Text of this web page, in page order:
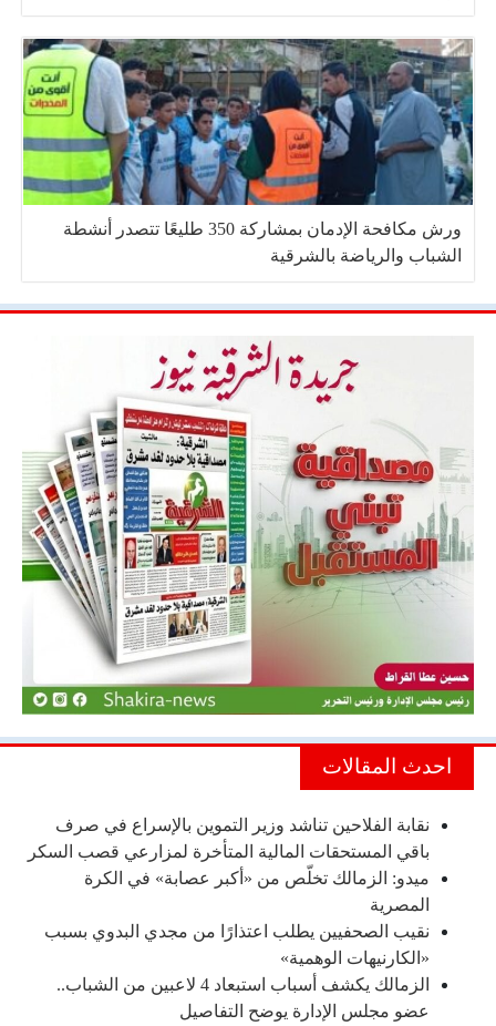
ورش مكافحة الإدمان بمشاركة 350 طليعًا تتصدر أنشطة
الشباب والرياضة بالشرقية
احدث المقالات
نقابة الفلاحين تناشد وزير التموين بالإسراع في صرف
باقي المستحقات المالية المتأخرة لمزارعي قصب السكر
ميدو: الزمالك تخلّص من «أكبر عصابة» في الكرة
المصرية
نقيب الصحفيين يطلب اعتذارًا من مجدي البدوي بسبب
«الكارنيهات الوهمية»
الزمالك يكشف أسباب استبعاد 4 لاعبين من الشباب..
عضو مجلس الإدارة يوضح التفاصيل